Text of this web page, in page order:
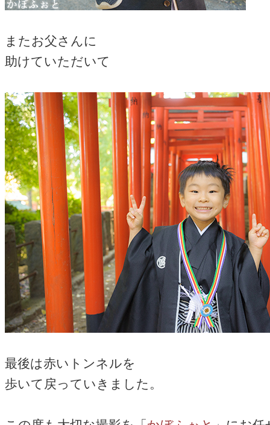
またお父さんに
助けていただいて
最後は赤いトンネルを
歩いて戻っていきました。